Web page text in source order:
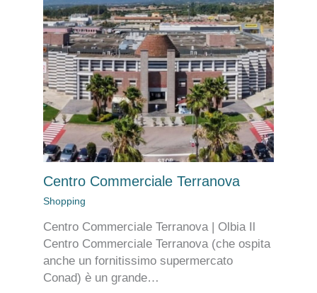
Centro Commerciale Terranova
Shopping
Centro Commerciale Terranova | Olbia Il
Centro Commerciale Terranova (che ospita
anche un fornitissimo supermercato
Conad) è un grande…